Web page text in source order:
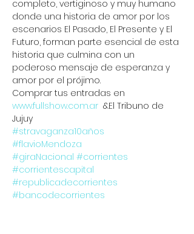
completo, vertiginoso y muy humano
donde una historia de amor por los
escenarios El Pasado, El Presente y El
Futuro, forman parte esencial de esta
historia que culmina con un
poderoso mensaje de esperanza y
amor por el prójimo.
Comprar tus entradas en
www.fullshow.com.ar &El Tribuno de
Jujuy
#stravaganza10años
#flavioMendoza
#giraNacional #corrientes
#corrientescapital
#republicadecorrientes
#bancodecorrientes